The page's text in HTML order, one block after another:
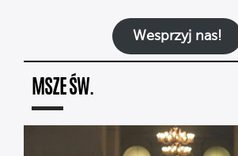
Wesprzyj nas!
MSZE ŚW.